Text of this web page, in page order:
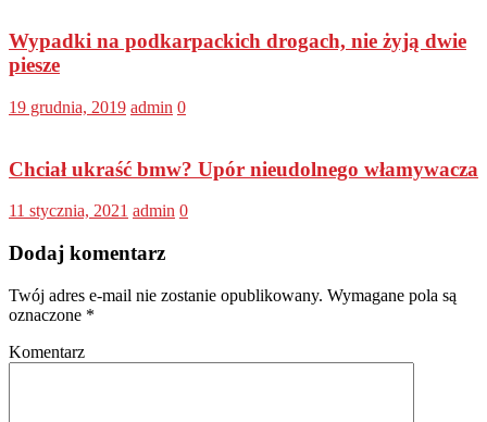
Wypadki na podkarpackich drogach, nie żyją dwie
piesze
19 grudnia, 2019 admin 0
Chciał ukraść bmw? Upór nieudolnego włamywacza
11 stycznia, 2021 admin 0
Dodaj komentarz
Twój adres e-mail nie zostanie opublikowany. Wymagane pola są
oznaczone *
Komentarz